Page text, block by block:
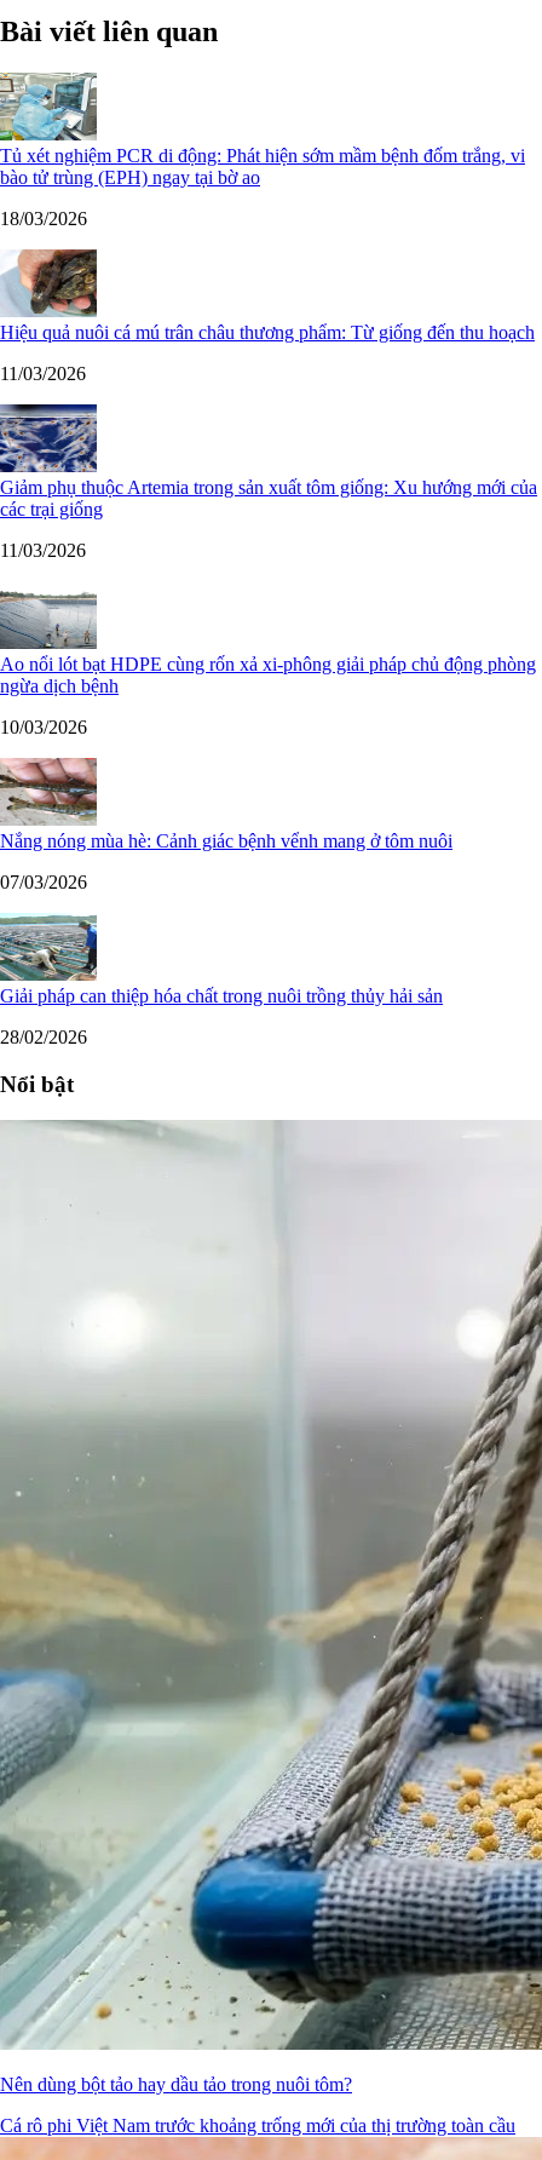
Bài viết liên quan
Tủ xét nghiệm PCR di động: Phát hiện sớm mầm bệnh đốm trắng, vi
bào tử trùng (EPH) ngay tại bờ ao
18/03/2026
Hiệu quả nuôi cá mú trân châu thương phẩm: Từ giống đến thu hoạch
11/03/2026
Giảm phụ thuộc Artemia trong sản xuất tôm giống: Xu hướng mới của
các trại giống
11/03/2026
Ao nổi lót bạt HDPE cùng rốn xả xi-phông giải pháp chủ động phòng
ngừa dịch bệnh
10/03/2026
Nắng nóng mùa hè: Cảnh giác bệnh vểnh mang ở tôm nuôi
07/03/2026
Giải pháp can thiệp hóa chất trong nuôi trồng thủy hải sản
28/02/2026
Nổi bật
Nên dùng bột tảo hay dầu tảo trong nuôi tôm?
Cá rô phi Việt Nam trước khoảng trống mới của thị trường toàn cầu